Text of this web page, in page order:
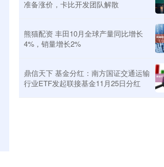
准备涨价，卡比开发团队解散
熊猫配资 丰田10月全球产量同比增长
4%，销量增长2%
鼎信天下 基金分红：南方国证交通运输
行业ETF发起联接基金11月25日分红